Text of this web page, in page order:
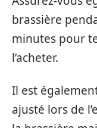
brassière
minutes pour
l’acheter.
Il est
ajusté lors de